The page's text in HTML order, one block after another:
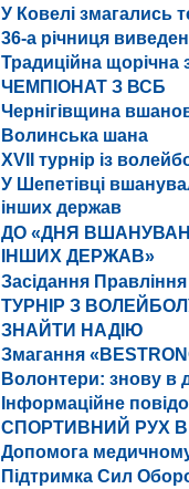
У Ковелі змагались
36-а річниця
Традиційна щорічна
ЧЕМПІОНАТ З ВСБ
Чернігівщина
Волинська шана
XVII турнір із
У Шепетівці
інших держав
ДО «ДНЯ
ІНШИХ ДЕРЖАВ»
Засідання
ТУРНІР З
ЗНАЙТИ НАДІЮ
Змагання
Волонтери: знову в
Інформаційне
СПОРТИВНИЙ РУХ В
Допомога
Підтримка Сил